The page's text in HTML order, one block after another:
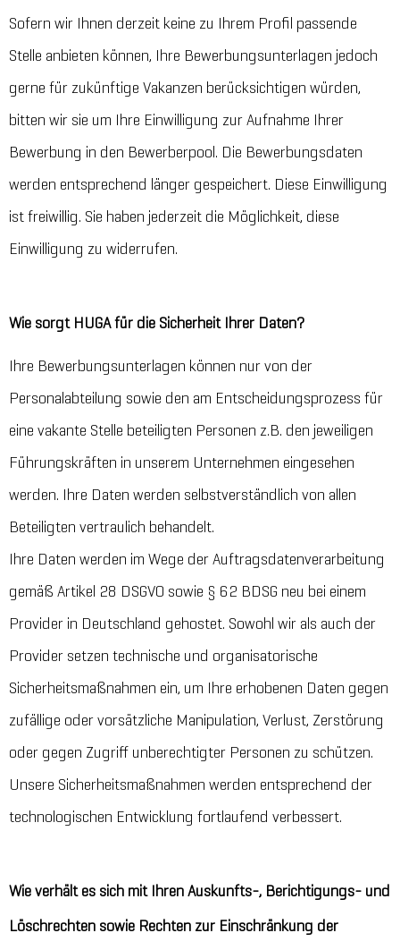
Sofern wir Ihnen derzeit keine zu Ihrem Profil passende
Stelle anbieten können, Ihre Bewerbungsunterlagen jedoch
gerne für zukünftige Vakanzen berücksichtigen würden,
bitten wir sie um Ihre Einwilligung zur Aufnahme Ihrer
Bewerbung in den Bewerberpool. Die Bewerbungsdaten
werden entsprechend länger gespeichert. Diese Einwilligung
ist freiwillig. Sie haben jederzeit die Möglichkeit, diese
Einwilligung zu widerrufen.
Wie sorgt HUGA für die Sicherheit Ihrer Daten?
Ihre Bewerbungsunterlagen können nur von der
Personalabteilung sowie den am Entscheidungsprozess für
eine vakante Stelle beteiligten Personen z.B. den jeweiligen
Führungskräften in unserem Unternehmen eingesehen
werden. Ihre Daten werden selbstverständlich von allen
Beteiligten vertraulich behandelt.
Ihre Daten werden im Wege der Auftragsdatenverarbeitung
gemäß Artikel 28 DSGVO sowie § 62 BDSG neu bei einem
Provider in Deutschland gehostet. Sowohl wir als auch der
Provider setzen technische und organisatorische
Sicherheitsmaßnahmen ein, um Ihre erhobenen Daten gegen
zufällige oder vorsätzliche Manipulation, Verlust, Zerstörung
oder gegen Zugriff unberechtigter Personen zu schützen.
Unsere Sicherheitsmaßnahmen werden entsprechend der
technologischen Entwicklung fortlaufend verbessert.
Wie verhält es sich mit Ihren Auskunfts-, Berichtigungs- und
Löschrechten sowie Rechten zur Einschränkung der